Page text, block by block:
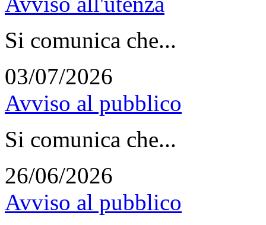
Si comunica che...
03/07/2026
Avviso al pubblico
Si comunica che...
26/06/2026
Avviso al pubblico